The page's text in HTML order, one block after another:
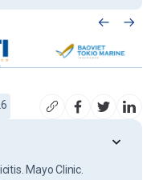
Mayo Clinic.